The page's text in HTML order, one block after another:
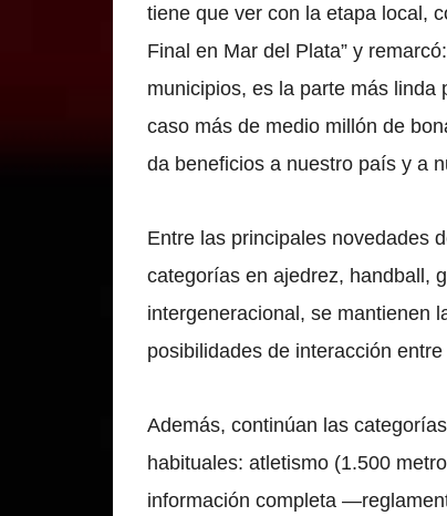
tiene que ver con la etapa local,
Final en Mar del Plata” y
municipios, es la parte más
caso más de medio millón de
da beneficios a nuestro país y a
Entre las principales novedades
categorías en ajedrez, handball,
intergeneracional, se mantienen
posibilidades de interacción
Además, continúan las
habituales: atletismo (1.500
información completa